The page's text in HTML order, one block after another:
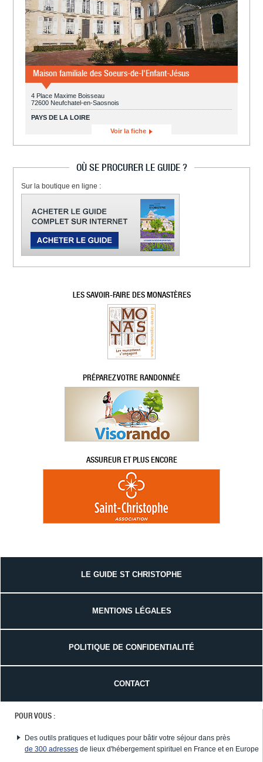
Maison familiale des Soeurs-de-l'Enfant-Jésus
4 Place Maxime Boisseau
72600 Neufchatel-en-Saosnois
PAYS DE LA LOIRE
Voir la fiche
OÙ SE PROCURER LE GUIDE ?
Sur la boutique en ligne :
LES SAVOIR-FAIRE DES MONASTÈRES
PRÉPAREZ VOTRE RANDONNÉE
ASSUREUR ET PLUS ENCORE
LE GUIDE ST CHRISTOPHE
MENTIONS LÉGALES
POLITIQUE DE CONFIDENTIALITÉ
CONTACT
POUR VOUS :
Des outils pratiques et ludiques pour bâtir votre séjour dans près
de 300 adresses de lieux d'hébergement spirituel en France et en Europe